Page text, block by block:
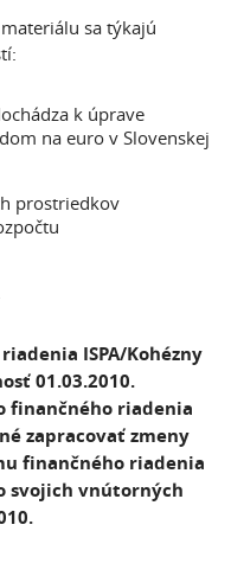
sa týkajú
k úprave
na euro v Slovenskej
prostriedkov
ISPA/Kohézny
01.03.2010.
finančného riadenia
zapracovať zmeny
finančného riadenia
svojich vnútorných